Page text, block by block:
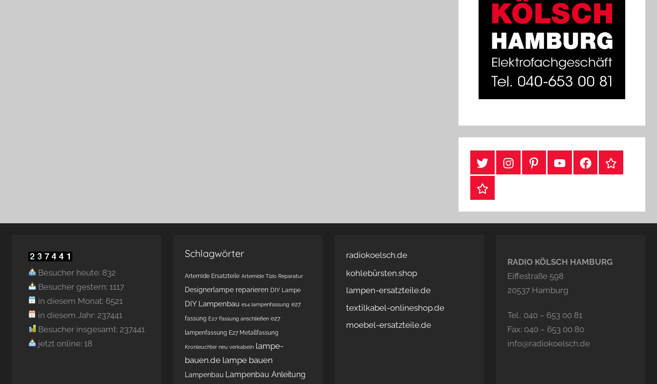
#TwitterInstagramPinterestYouTubeFacebook
TikTok
Webshop
Besucher heute: 832
Besucher gestern: 1117
in diesem Monat: 6521
in diesem Jahr: 237441
Besucher insgesamt: 237441
jetzt online: 18
Schlagwörter
Artemide Ersatzteile Artemide Tizio Reparatur
Designerlampe reparieren DIY Lampe
DIY Lampenbau e14 lampenfassung e27
fassung E27 Fassung anschließen e27
lampenfassung E27 Metallfassung
Kronleuchter neu verkabeln lampe-
bauen.de lampe bauen
Lampenbau Lampenbau Anleitung
radiokoelsch.de
kohlebürsten.shop
lampen-ersatzteile.de
textilkabel-onlineshop.de
moebel-ersatzteile.de
RADIO KÖLSCH HAMBURG
Eiffestraße 598
20537 Hamburg
Tel.: 040 – 653 00 81
Fax: 040 – 653 00 80
info@radiokoelsch.de